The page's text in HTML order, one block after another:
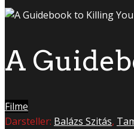
A
Filme
Darsteller: Balázs Szitás,